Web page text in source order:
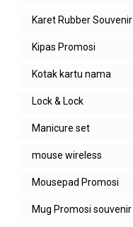
Karet Rubber Souvenir
Kipas Promosi
Kotak kartu nama
Lock & Lock
Manicure set
mouse wireless
Mousepad Promosi
Mug Promosi souvenir